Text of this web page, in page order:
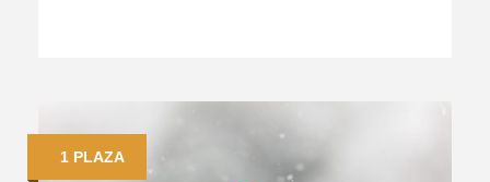
1 PLAZA